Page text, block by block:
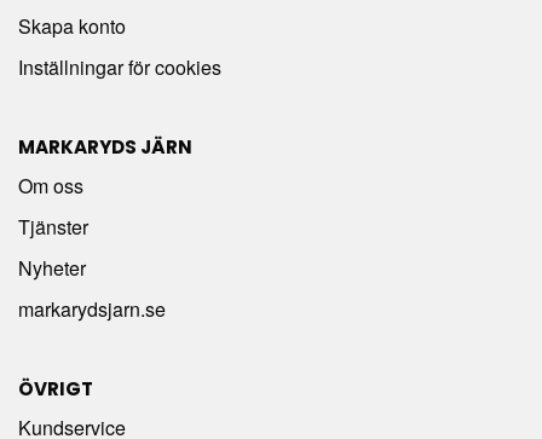
Skapa konto
Inställningar för cookies
MARKARYDS JÄRN
Om oss
Tjänster
Nyheter
markarydsjarn.se
ÖVRIGT
Kundservice